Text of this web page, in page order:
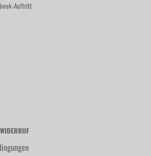
Auftritt